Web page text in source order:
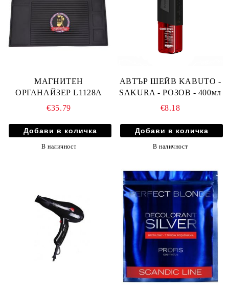
МАГНИТЕН
ОРГАНАЙЗЕР L1128A
€35.79
В наличност
АВТЪР ШЕЙВ KABUTO -
SAKURA - РОЗОВ - 400мл
€8.18
В наличност